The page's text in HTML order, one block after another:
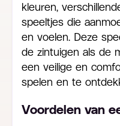
kleuren,
speeltjes die
en voelen. Deze
de zintuigen als de
een veilige en
spelen en te
Voordelen van